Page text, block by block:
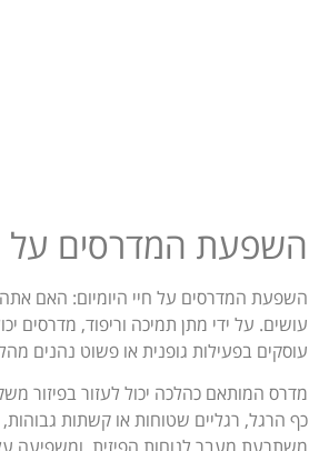
השפעת המדרסים על
השפעת המדרסים על חיי היומיום: האם אתה
עושים. על ידי מתן תמיכה וריפוד, מדרסים
עוסקים בפעילות גופנית או פשוט נהנים
מדרס המותאם כהלכה יכול לעזור בפיזור
כף הרגל, רגליים שטוחות או קשתות